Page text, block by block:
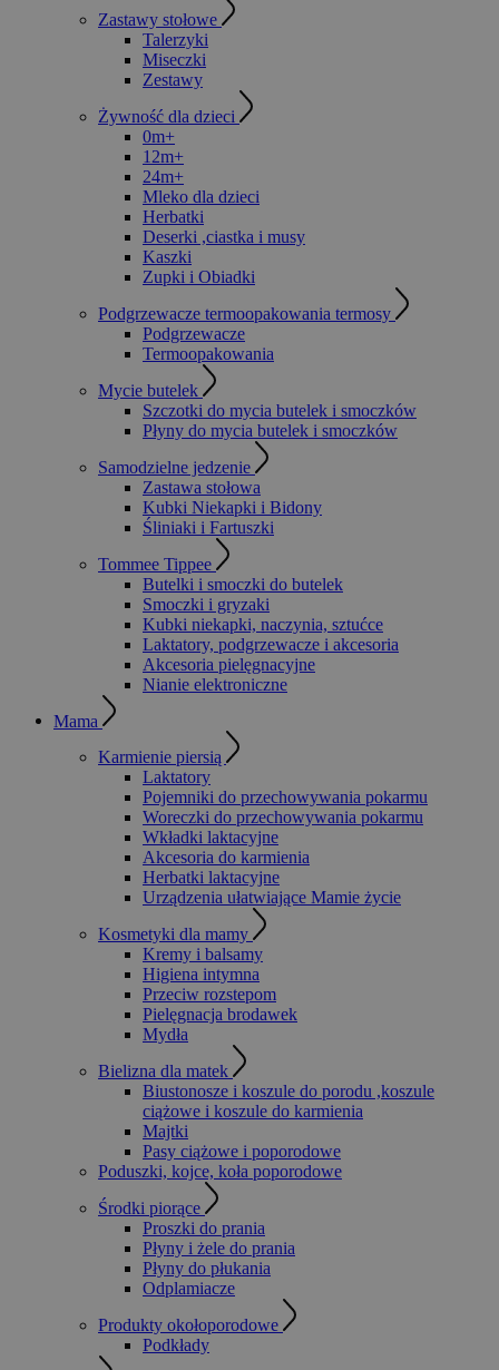
Zastawy stołowe
Talerzyki
Miseczki
Zestawy
Żywność dla dzieci
0m+
12m+
24m+
Mleko dla dzieci
Herbatki
Deserki ,ciastka i musy
Kaszki
Zupki i Obiadki
Podgrzewacze termoopakowania termosy
Podgrzewacze
Termoopakowania
Mycie butelek
Szczotki do mycia butelek i smoczków
Płyny do mycia butelek i smoczków
Samodzielne jedzenie
Zastawa stołowa
Kubki Niekapki i Bidony
Śliniaki i Fartuszki
Tommee Tippee
Butelki i smoczki do butelek
Smoczki i gryzaki
Kubki niekapki, naczynia, sztućce
Laktatory, podgrzewacze i akcesoria
Akcesoria pielęgnacyjne
Nianie elektroniczne
Mama
Karmienie piersią
Laktatory
Pojemniki do przechowywania pokarmu
Woreczki do przechowywania pokarmu
Wkładki laktacyjne
Akcesoria do karmienia
Herbatki laktacyjne
Urządzenia ułatwiające Mamie życie
Kosmetyki dla mamy
Kremy i balsamy
Higiena intymna
Przeciw rozstepom
Pielęgnacja brodawek
Mydła
Bielizna dla matek
Biustonosze i koszule do porodu ,koszule
ciążowe i koszule do karmienia
Majtki
Pasy ciążowe i poporodowe
Poduszki, kojce, koła poporodowe
Środki piorące
Proszki do prania
Płyny i żele do prania
Płyny do płukania
Odplamiacze
Produkty okołoporodowe
Podkłady